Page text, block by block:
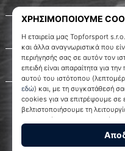
Σχετικά μ' εμάς
Εξυπηρέτηση πελατών